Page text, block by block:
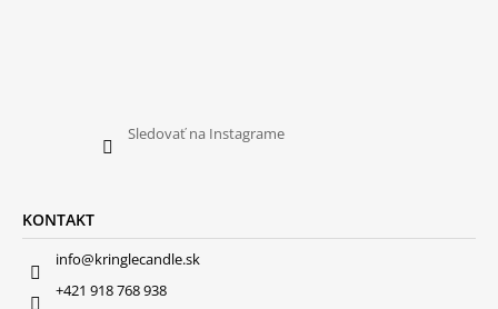
Sledovať na Instagrame
KONTAKT
info@kringlecandle.sk
+421 918 768 938